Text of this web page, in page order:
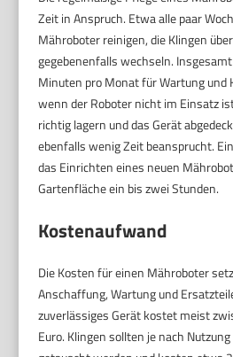
Zeit in Anspruch. Etwa alle paar
Mähroboter reinigen, die Klingen
gegebenenfalls wechseln.
Minuten pro Monat für Wartung und
wenn der Roboter nicht im Einsatz
richtig lagern und das Gerät
ebenfalls wenig Zeit beansprucht.
das Einrichten eines neuen
Gartenfläche ein bis zwei Stunden.
Kostenaufwand
Die Kosten für einen Mähroboter
Anschaffung, Wartung und
zuverlässiges Gerät kostet meist
Euro. Klingen sollten je nach